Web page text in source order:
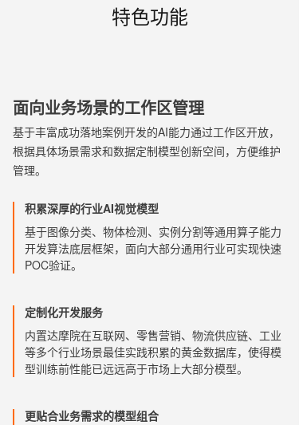
特色功能
面向业务场景的工作区管理
基于丰富成功落地案例开发的AI能力通过工作区开放，
根据具体场景需求和数据定制模型创新空间，方便维护
管理。
积累深厚的行业AI视觉模型
基于图像分类、物体检测、实例分割等通用算子能力
开发算法底层框架，面向大部分通用行业可实现快速
POC验证。
定制化开发服务
内置达摩院在互联网、零售营销、物流供应链、工业
等多个行业场景最佳实践积累的黄金数据库，使得模
型训练前性能已远远高于市场上大部分模型。
更贴合业务需求的模型组合